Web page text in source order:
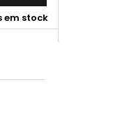
em stock